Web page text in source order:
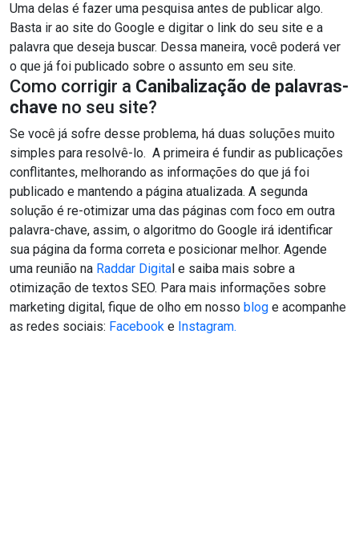
Uma delas é fazer uma pesquisa antes de publicar algo.
Basta ir ao site do Google e digitar o link do seu site e a
palavra que deseja buscar. Dessa maneira, você poderá ver
o que já foi publicado sobre o assunto em seu site.
Como corrigir a Canibalização de palavras-
chave no seu site?
Se você já sofre desse problema, há duas soluções muito
simples para resolvê-lo. A primeira é fundir as publicações
conflitantes, melhorando as informações do que já foi
publicado e mantendo a página atualizada. A segunda
solução é re-otimizar uma das páginas com foco em outra
palavra-chave, assim, o algoritmo do Google irá identificar
sua página da forma correta e posicionar melhor. Agende
uma reunião na Raddar Digita l e saiba mais sobre a
otimização de textos SEO. Para mais informações sobre
marketing digital, fique de olho em nosso blog e acompanhe
as redes sociais: Facebook e Instagram.